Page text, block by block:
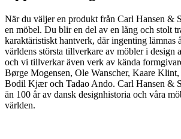
När du väljer en produkt från Carl Hansen &
en möbel. Du blir en del av en lång och stolt
karaktäristiskt hantverk, där ingenting lämnas
världens största tillverkare av möbler i design
och vi tillverkar även verk av kända
Børge Mogensen, Ole Wanscher, Kaare
Bodil Kjær och Tadao Ando. Carl Hansen &
än 100 år av dansk designhistoria och våra
världen.